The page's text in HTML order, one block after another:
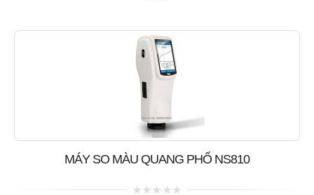
MÁY SO MÀU QUANG PHỔ NS810